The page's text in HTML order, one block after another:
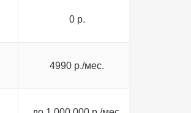
0 р.
4990 р./мес.